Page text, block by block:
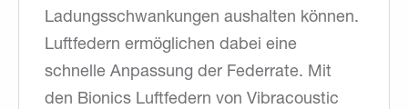
Ladungsschwankungen aushalten können.
Luftfedern ermöglichen dabei eine
schnelle Anpassung der Federrate. Mit
den Bionics Luftfedern von Vibracoustic